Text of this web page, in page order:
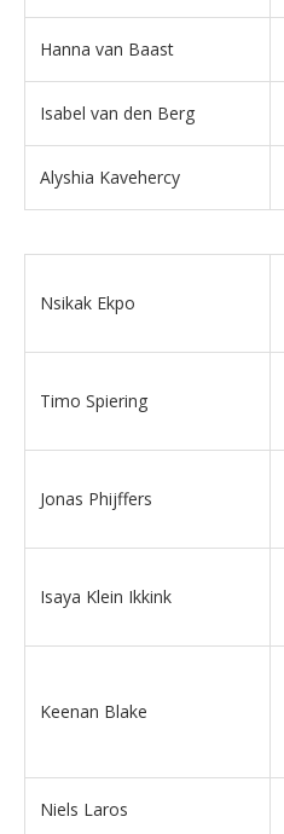
Hanna van Baast
Isabel van den Berg
Alyshia Kavehercy
Nsikak Ekpo
Timo Spiering
Jonas Phijffers
Isaya Klein Ikkink
Keenan Blake
Niels Laros